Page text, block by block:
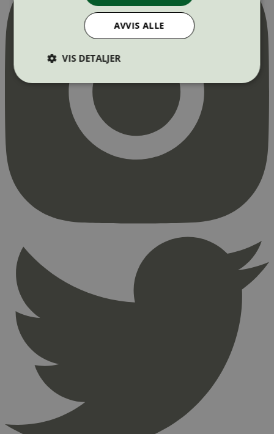
AVVIS ALLE
VIS DETALJER
Strengt nødvendig
Statistikk
Strengt nødvendige informasjonskapsler tillater
kjernefunksjoner på nettstedet, som
Utløpsdato
.svanemerket.no
minutter
54
sekunder
29
minutter
sekunder
.svanemerket.no
nelapi-product-archive-filters
svanemerket.no
svanemerket.no